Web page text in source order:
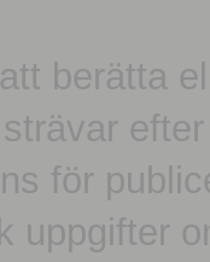
berätta
för
uppgifter